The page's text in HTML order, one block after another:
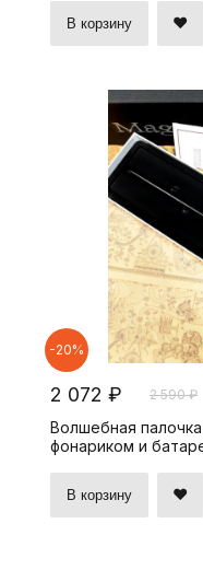
В корзину
-20%
2 072 ₽ 2 590 ₽
Волшебная
фонариком и
В корзину